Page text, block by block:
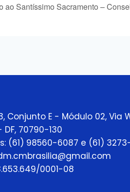
ao Santíssimo Sacramento –
Conjunto E - Módulo 02, Via
70790-130
(61) 98560-6087 e (61)
0001-08